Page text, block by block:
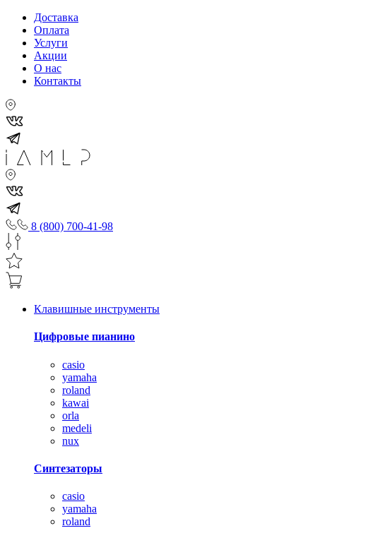
Доставка
Оплата
Услуги
Акции
О нас
Контакты
8 (800) 700-41-98
Клавишные инструменты
Цифровые пианино
casio
yamaha
roland
kawai
orla
medeli
nux
Синтезаторы
casio
yamaha
roland